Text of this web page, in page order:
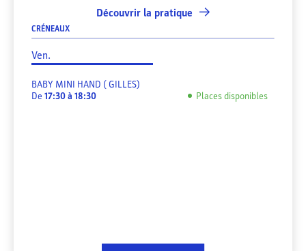
Découvrir la pratique
CRÉNEAUX
Ven.
BABY MINI HAND ( GILLES)
De 17:30à 18:30 Places disponibles